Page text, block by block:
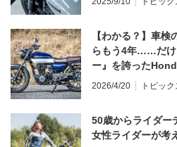
【わかる？】車
らもう4年……だけ
ー』を誇った
う？
2026/4/20 トピック
50歳からライダー
女性ライダーが考